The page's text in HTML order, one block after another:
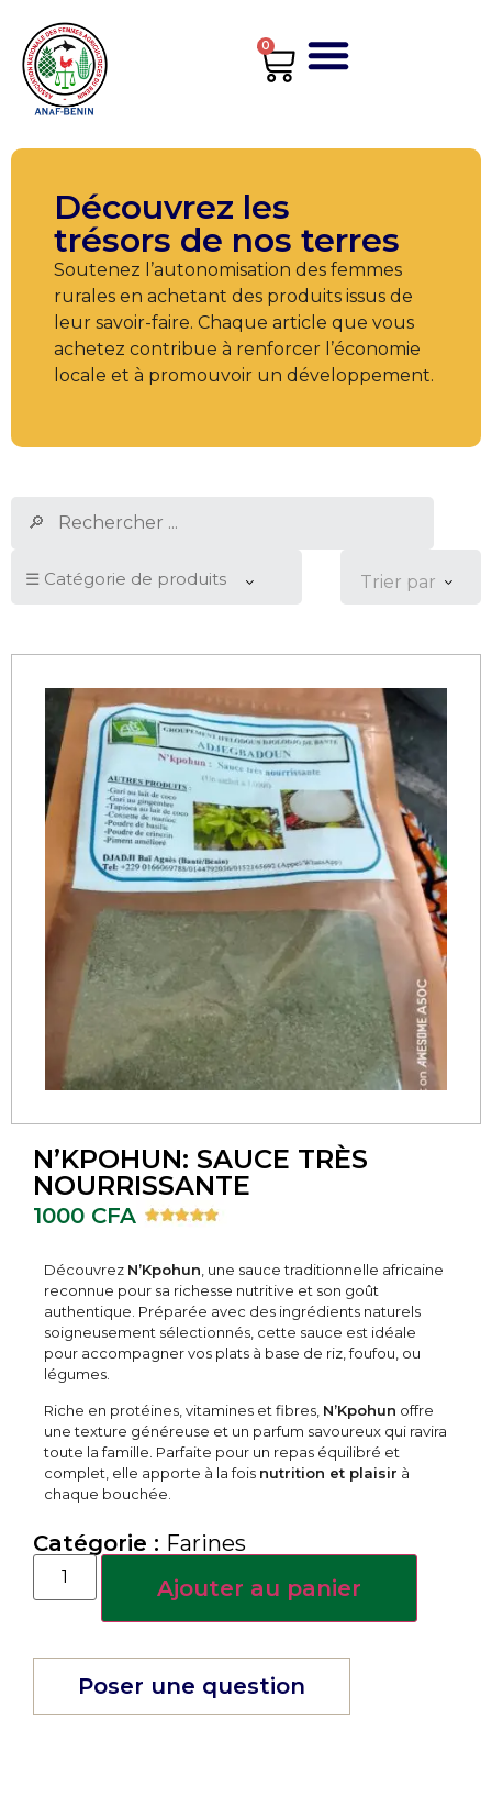
0
Découvrez les
trésors de nos terres
Soutenez l’autonomisation des femmes
rurales en achetant des produits issus de
leur savoir-faire. Chaque article que vous
achetez contribue à renforcer l’économie
locale et à promouvoir un développement.
Trier par
N’KPOHUN: SAUCE TRÈS
NOURRISSANTE
1000 CFA
Découvrez N’Kpohun , une sauce traditionnelle africaine
reconnue pour sa richesse nutritive et son goût
authentique. Préparée avec des ingrédients naturels
soigneusement sélectionnés, cette sauce est idéale
pour accompagner vos plats à base de riz, foufou, ou
légumes.
Riche en protéines, vitamines et fibres, N’Kpohun offre
une texture généreuse et un parfum savoureux qui ravira
toute la famille. Parfaite pour un repas équilibré et
complet, elle apporte à la fois nutrition et plaisir à
chaque bouchée.
Catégorie : Farines
Ajouter au panier
Poser une question